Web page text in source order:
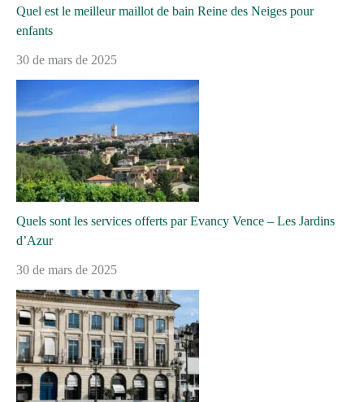
Quel est le meilleur maillot de bain Reine des Neiges pour
enfants
30 de mars de 2025
Quels sont les services offerts par Evancy Vence – Les Jardins
d’Azur
30 de mars de 2025